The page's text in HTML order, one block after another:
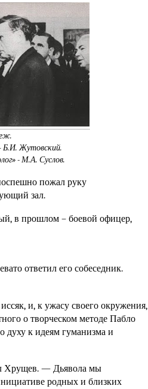
Б.И. Жутовский.
- М.А. Суслов.
пожал руку
зал.
в прошлом – боевой офицер,
ответил его собеседник.
и, к ужасу своего окружения,
о творческом методе Пабло
духу к идеям гуманизма и
Хрущев. — Дьявола мы
родных и близких